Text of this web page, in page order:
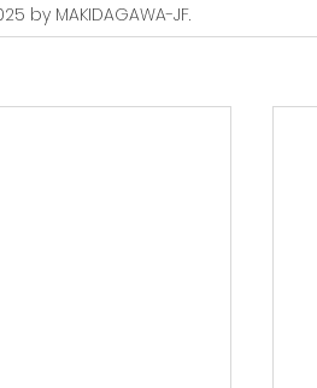
by MAKIDAGAWA-JF.